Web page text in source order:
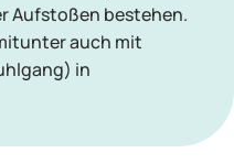
Aufstoßen bestehen.
auch mit
in